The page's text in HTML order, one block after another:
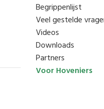
Begrippenlijst
Veel gestelde
Videos
Downloads
Partners
Voor Hoveniers